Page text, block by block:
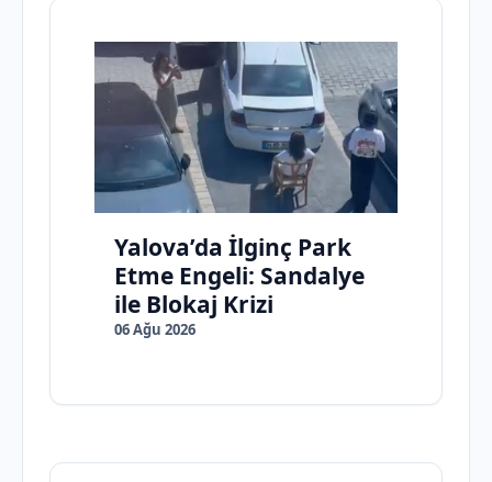
Yalova’da İlginç Park
Etme Engeli: Sandalye
ile Blokaj Krizi
06 Ağu 2026